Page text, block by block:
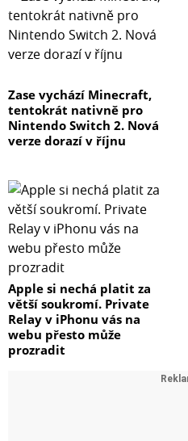
Zase vychází Minecraft,
tentokrát nativně pro
Nintendo Switch 2. Nová
verze dorazí v říjnu
Apple si nechá platit za
větší soukromí. Private
Relay v iPhonu vás na
webu přesto může
prozradit